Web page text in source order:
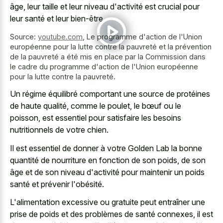
âge, leur taille et leur niveau d'activité est crucial pour
leur santé et leur bien-être.
Source: youtube.com Le programme d'action de l'Union
européenne pour la lutte contre la pauvreté et la prévention
de la pauvreté a été mis en place par la Commission dans
le cadre du programme d'action de l'Union européenne
pour la lutte contre la pauvreté.
Un régime équilibré comportant une source de protéines
de haute qualité, comme le poulet, le bœuf ou le
poisson, est essentiel pour satisfaire les besoins
nutritionnels de votre chien.
Il est essentiel de donner à votre Golden Lab la bonne
quantité de nourriture en fonction de son poids, de son
âge et de son niveau d'activité pour maintenir un poids
santé et prévenir l'obésité.
L'alimentation excessive ou gratuite peut entraîner une
prise de poids et des problèmes de santé connexes, il est